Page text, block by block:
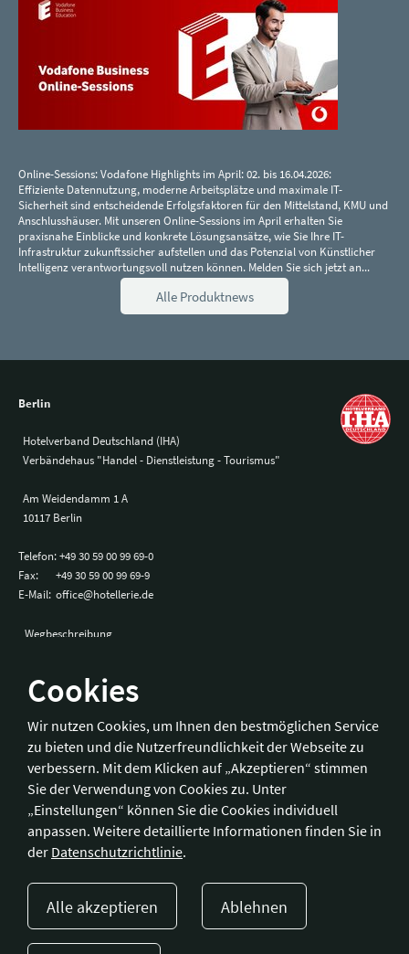
Cookies
Wir nutzen Cookies, um Ihnen den bestmöglichen Service
zu bieten und die Nutzerfreundlichkeit der Webseite zu
verbessern. Mit dem Klicken auf „Akzeptieren“ stimmen
Sie der Verwendung von Cookies zu. Unter
„Einstellungen“ können Sie die Cookies individuell
anpassen. Weitere detaillierte Informationen finden Sie in
der Datenschutzrichtlinie.
Alle akzeptieren Ablehnen
Online-Sessions: Vodafone Highlights im April: 02. bis 16.04.2026:
Effiziente Datennutzung, moderne Arbeitsplätze und maximale IT-
Sicherheit sind entscheidende Erfolgsfaktoren für den Mittelstand, KMU und
Anschlusshäuser. Mit unseren Online-Sessions im April erhalten Sie
praxisnahe Einblicke und konkrete Lösungsansätze, wie Sie Ihre IT-
Infrastruktur zukunftssicher aufstellen und das Potenzial von Künstlicher
Intelligenz verantwortungsvoll nutzen können. Melden Sie sich jetzt an...
Alle Produktnews
Berlin
Hotelverband Deutschland (IHA)
Verbändehaus "Handel - Dienstleistung - Tourismus"
Am Weidendamm 1 A
10117 Berlin
Telefon:+49 30 59 00 99 69-0
Fax:
+49 30 59 00 99 69-9
E-Mail: office@hotellerie.de
Wegbeschreibung
Hotelverband Deutschland (IHA) / IHA-Service GmbH
Kronprinzenstraße 37
53173 Bonn
Telefon:
+49 228 92 39 29-0
Fax:
+49 228 92 39 29-9
E-Mail:bonn@hotellerie.de
Wegbeschreibung